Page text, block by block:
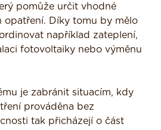
pomůže určit vhodné
opatření. Díky tomu by mělo
například zateplení,
fotovoltaiky nebo výměnu
je zabránit situacím, kdy
prováděna bez
tak přicházejí o část